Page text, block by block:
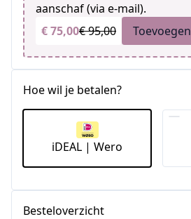
aanschaf (via e-mail).
€ 75,00€ 95,00 Toevoegen
Hoe wil je betalen?
iDEAL | Wero
Besteloverzicht